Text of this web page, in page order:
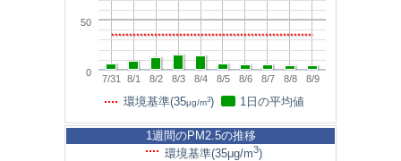
7/31 8/1 8/2 8/3 8/4 8/5 8/6 8/7 8/8 8/9
0
50
環境基準(35μg/m3) 1日の平均値
1週間のPM2.5の推移
環境基準(35μg/m3)